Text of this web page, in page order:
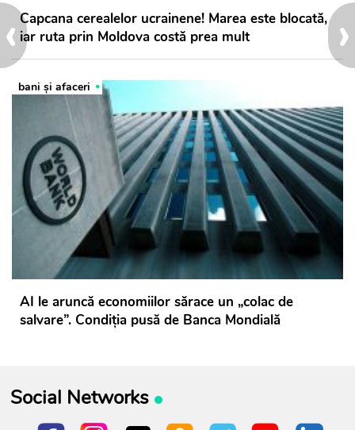
›
‹ Capcana cerealelor ucrainene! Marea este blocată,
iar ruta prin Moldova costă prea mult
bani și afaceri
AI le aruncă economiilor sărace un „colac de
salvare”. Condiția pusă de Banca Mondială
Social Networks